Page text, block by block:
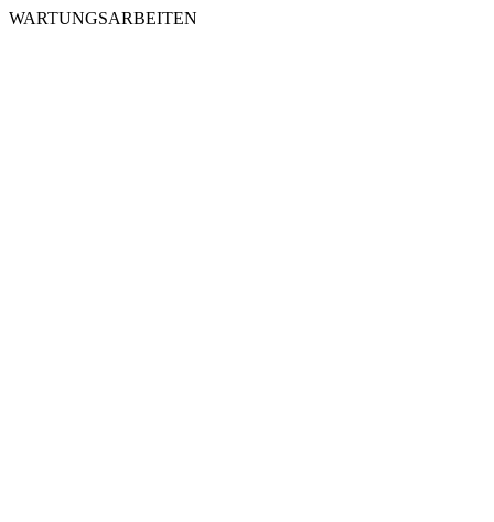
WARTUNGSARBEITEN